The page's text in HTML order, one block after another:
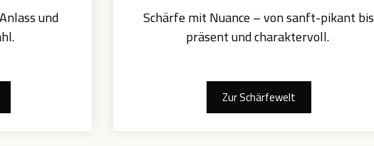
und
Schärfe mit Nuance – von sanft-pikant bis
präsent und charaktervoll.
Zur Schärfewelt